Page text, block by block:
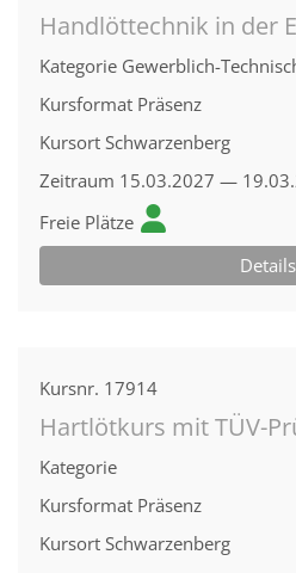
Handlöttechnik in der
Kategorie Gewerblich-
Kursformat Präsenz
Kursort Schwarzenberg
Zeitraum 15.03.2027 —
Freie Plätze
Details
Kursnr. 17914
Hartlötkurs mit TÜV-
Kategorie
Kursformat Präsenz
Kursort Schwarzenberg